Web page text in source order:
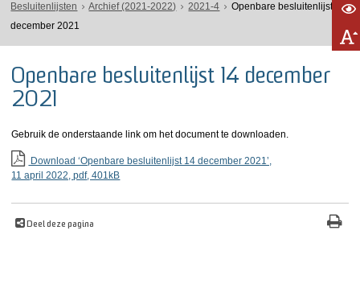
Besluitenlijsten
Archief (2021-2022) 2021-4
Openbare besluitenlijst 14
december 2021
Openbare besluitenlijst 14 december
2021
Gebruik de onderstaande link om het document te downloaden.
Download ‘Openbare besluitenlijst 14 december 2021’,
11 april 2022,pdf, 401kB
Deel deze pagina